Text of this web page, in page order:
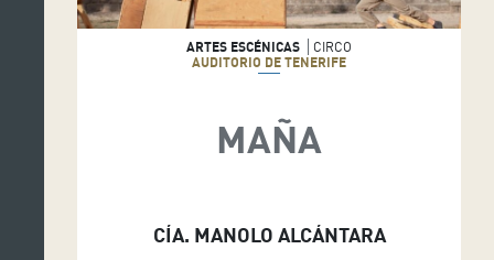
ARTES ESCÉNICAS
CIRCO
AUDITORIO DE TENERIFE
MAÑA
CÍA. MANOLO ALCÁNTARA